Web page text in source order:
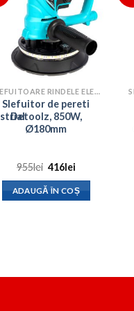
SLEFUITOARE RINDELE ELECTRICE
Slefuitor de pereti
Detoolz, 850W,
Ø180mm
955lei Prețul
a
fost:
416lei
este:
416lei.
ADAUGĂ ÎN COȘ